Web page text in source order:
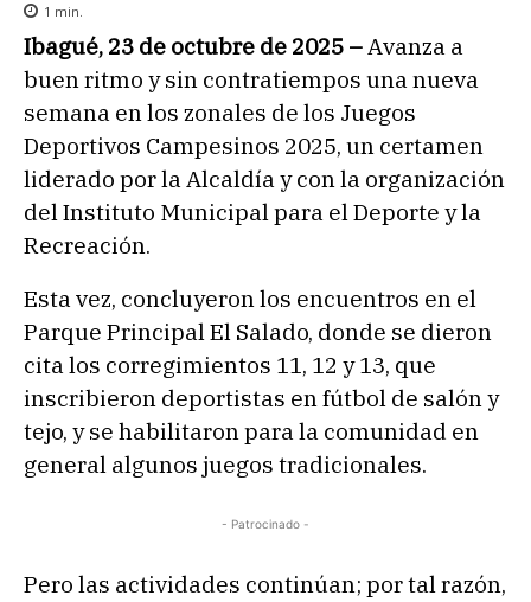
1 min.
Ibagué, 23 de octubre de 2025 – Avanza a
buen ritmo y sin contratiempos una nueva
semana en los zonales de los Juegos
Deportivos Campesinos 2025, un certamen
liderado por la Alcaldía y con la organización
del Instituto Municipal para el Deporte y la
Recreación.
Esta vez, concluyeron los encuentros en el
Parque Principal El Salado, donde se dieron
cita los corregimientos 11, 12 y 13, que
inscribieron deportistas en fútbol de salón y
tejo, y se habilitaron para la comunidad en
general algunos juegos tradicionales.
- Patrocinado -
Pero las actividades continúan; por tal razón,